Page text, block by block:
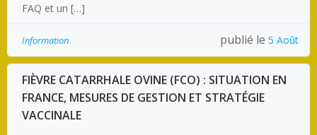
FAQ et un […]
Information publié le 5 Août
FIÈVRE CATARRHALE OVINE (FCO) : SITUATION EN
FRANCE, MESURES DE GESTION ET STRATÉGIE
VACCINALE